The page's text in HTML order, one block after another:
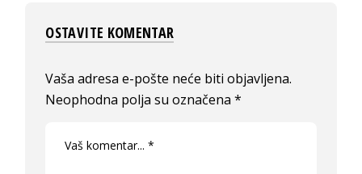
OSTAVITE KOMENTAR
Vaša adresa e-pošte neće biti objavljena.
Neophodna polja su označena*